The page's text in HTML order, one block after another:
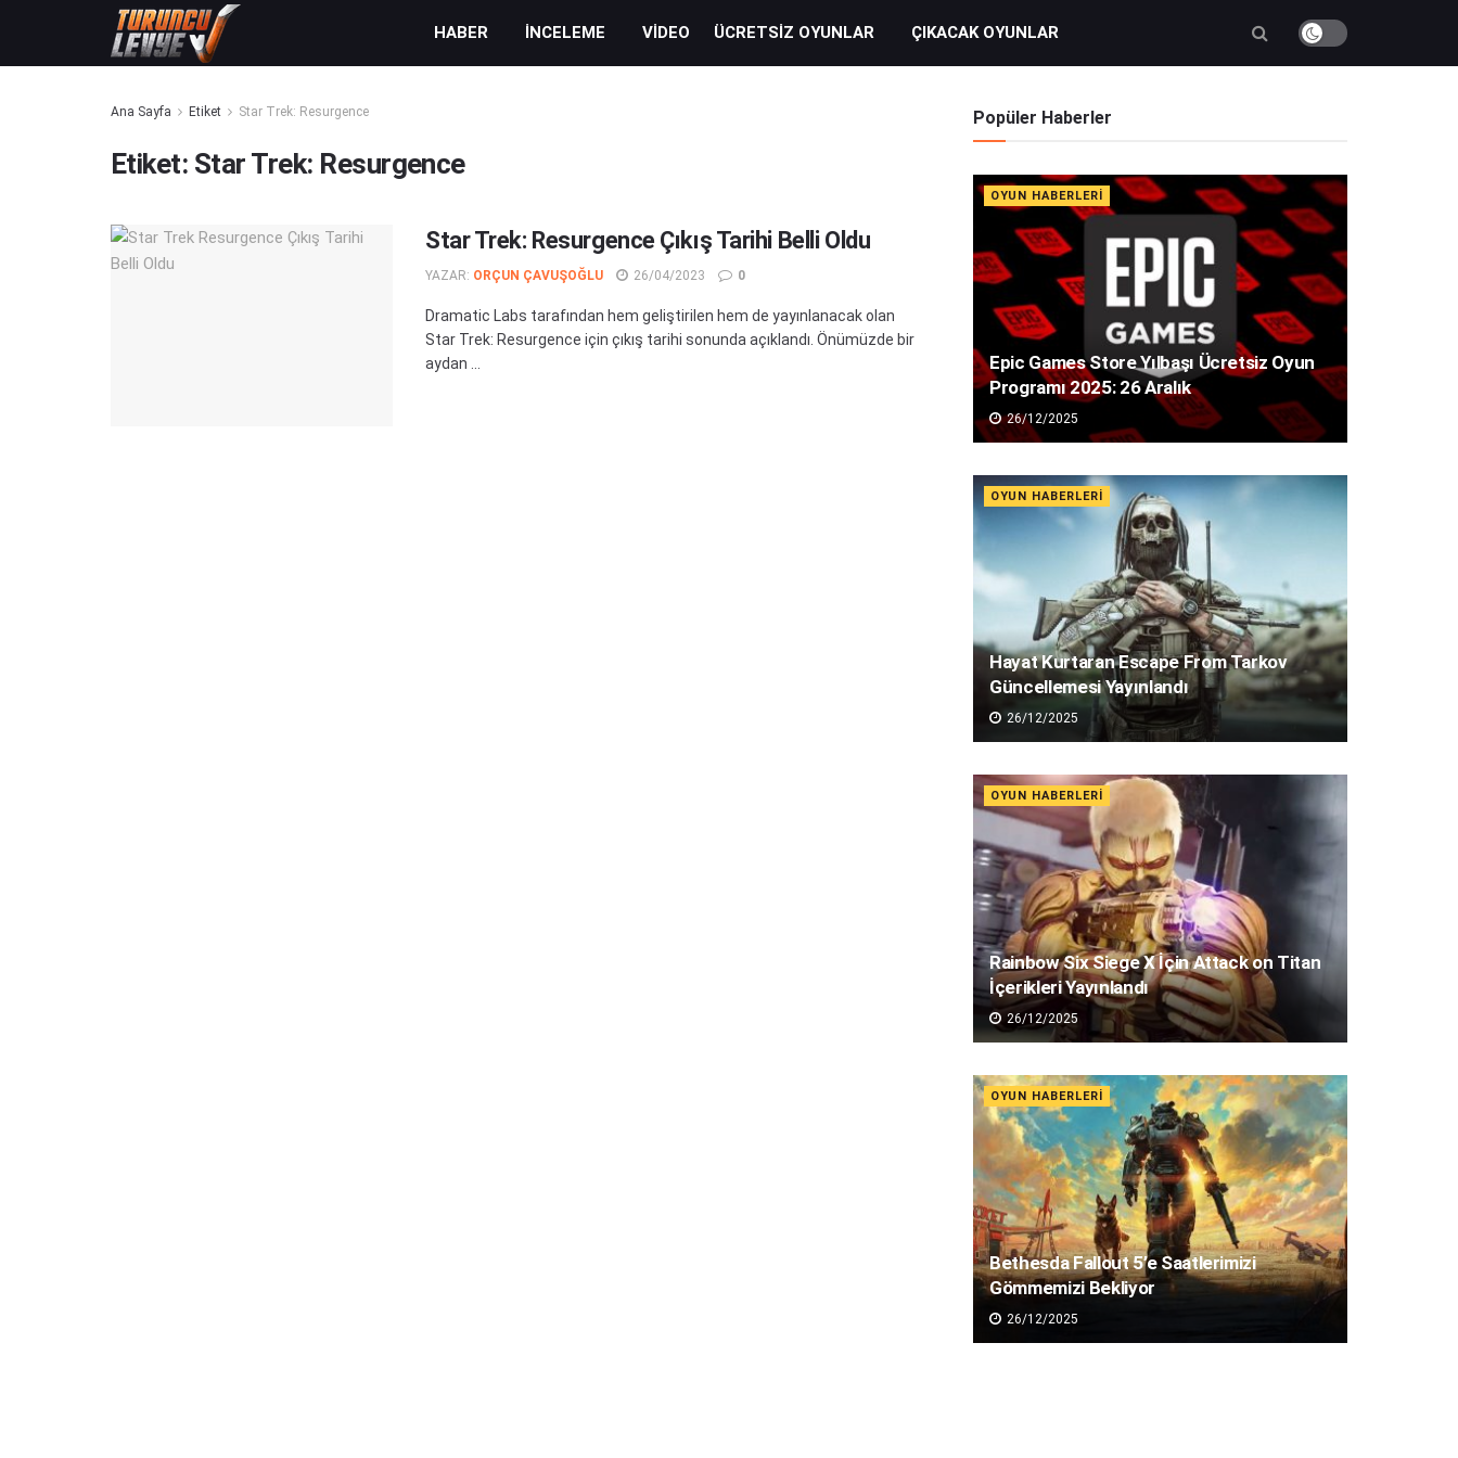
HABER İNCELEME VIDEO ÜCRETSIZ OYUNLAR ÇIKACAK OYUNLAR
Ana Sayfa Etiket Star Trek: Resurgence
Etiket: Star Trek: Resurgence
Star Trek: Resurgence Çıkış Tarihi Belli Oldu
YAZAR: ORÇUN ÇAVUŞOĞLU 26/04/2023 0
Dramatic Labs tarafından hem geliştirilen hem de yayınlanacak olan
Star Trek: Resurgence için çıkış tarihi sonunda açıklandı. Önümüzde bir
aydan ...
Popüler Haberler
OYUN HABERLERI
Epic Games Store Yılbaşı Ücretsiz Oyun
Programı 2025: 26 Aralık
26/12/2025
OYUN HABERLERI
Hayat Kurtaran Escape From Tarkov
Güncellemesi Yayınlandı
26/12/2025
OYUN HABERLERI
Rainbow Six Siege X İçin Attack on Titan
İçerikleri Yayınlandı
26/12/2025
OYUN HABERLERI
Bethesda Fallout 5’e Saatlerimizi
Gömmemizi Bekliyor
26/12/2025